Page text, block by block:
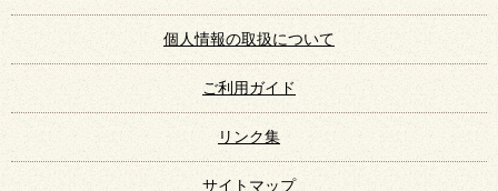
個人情報の取扱について
ご利用ガイド
リンク集
サイトマップ